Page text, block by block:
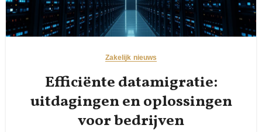
Zakelijk nieuws
Efficiënte datamigratie:
uitdagingen en oplossingen
voor bedrijven